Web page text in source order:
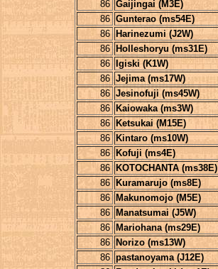
86 Gaijingai (M3E)
86 Gunterao (ms54E)
86
Harinezumi (J2W)
86
Holleshoryu (ms31E)
86
Igiski (K1W)
86 Jejima (ms17W)
86 Jesinofuji (ms45W)
86
Kaiowaka (ms3W)
86
Ketsukai (M15E)
86
Kintaro (ms10W)
86
Kofuji (ms4E)
86
KOTOCHANTA (ms38E)
86
Kuramarujo (ms8E)
86 Makunomojo (M5E)
86
Manatsumai (J5W)
86
Mariohana (ms29E)
86
Norizo (ms13W)
86 pastanoyama (J12E)